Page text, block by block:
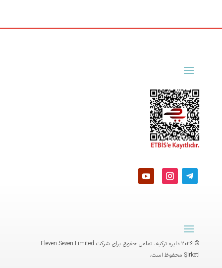
© ۲۰۲۶ دایره ترکیه. تمامی حقوق برای شرکت
Eleven Seven Limited
Şirketi محفوظ است.